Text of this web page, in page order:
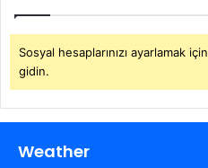
Sosyal hesaplarınızı ayarlamak
gidin.
Weather